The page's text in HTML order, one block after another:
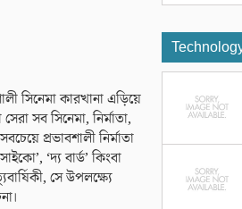
সিনেমা কারখানা এড়িয়ে
সব সিনেমা, নির্মাতা,
প্রভাবশালী নির্মাতা
‘দ্য বার্ড’ কিংবা
সে উপলক্ষ্যে